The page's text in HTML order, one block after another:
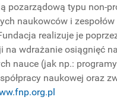
pozarządową typu non-
naukowców i
realizuje je
na wdrażanie osiągnięć
nauce (jak np.:
naukowej oraz